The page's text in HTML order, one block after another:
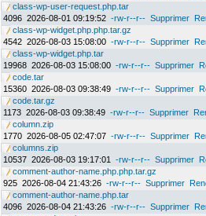
class-wp-user-request.php.tar
4096 2026-08-01 09:19:52 -rw-r--r-- Supprimer
class-wp-widget.php.php.tar.gz
4542 2026-08-03 15:08:00 -rw-r--r-- Supprimer
class-wp-widget.php.tar
19968 2026-08-03 15:08:00 -rw-r--r-- Supprimer
code.tar
15360 2026-08-03 09:38:49 -rw-r--r-- Supprimer
code.tar.gz
1173 2026-08-03 09:38:49 -rw-r--r-- Supprimer
column.zip
1770 2026-08-05 02:47:07 -rw-r--r-- Supprimer
columns.zip
10537 2026-08-03 19:17:01 -rw-r--r-- Supprimer
comment-author-name.php.php.tar.gz
925 2026-08-04 21:43:26 -rw-r--r-- Supprimer
comment-author-name.php.tar
4096 2026-08-04 21:43:26 -rw-r--r-- Supprimer